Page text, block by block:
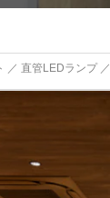
直管LEDランプ